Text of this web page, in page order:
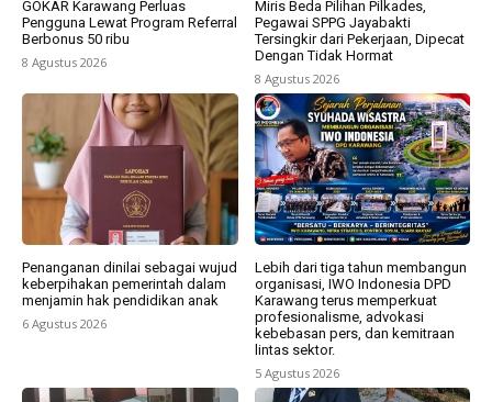
GOKAR Karawang Perluas
Pengguna Lewat Program Referral
Berbonus 50 ribu
8 Agustus 2026
Miris Beda Pilihan Pilkades,
Pegawai SPPG Jayabakti
Tersingkir dari Pekerjaan, Dipecat
Dengan Tidak Hormat
8 Agustus 2026
Penanganan dinilai sebagai wujud
keberpihakan pemerintah dalam
menjamin hak pendidikan anak
6 Agustus 2026
Lebih dari tiga tahun membangun
organisasi, IWO Indonesia DPD
Karawang terus memperkuat
profesionalisme, advokasi
kebebasan pers, dan kemitraan
lintas sektor.
5 Agustus 2026